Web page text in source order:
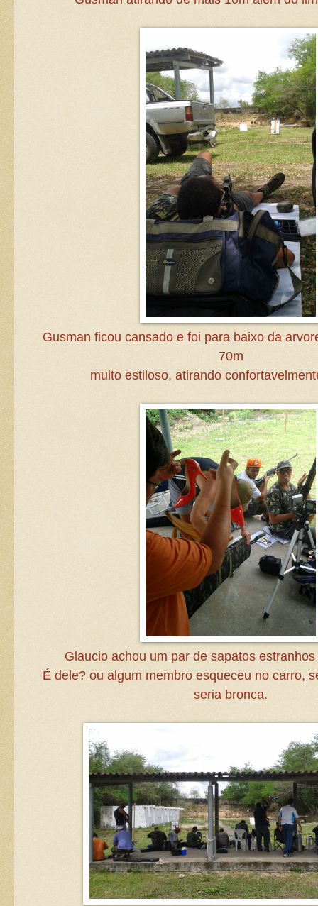
Gusman ficou cansado e foi para baixo da
70m
muito estiloso, atirando
Glaucio achou um par de sapatos
É dele? ou algum membro esqueceu no carro,
seria bronca.